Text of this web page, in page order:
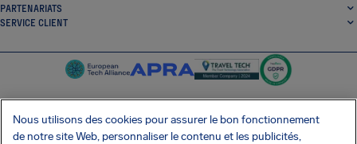
PARTENARIATS
SERVICE CLIENT
SocialFacebook
SocialTwitter
SocialInstagram
SocialLinkedin
Nous utilisons des cookies pour assurer le bon fonctionnement
de notre site Web, personnaliser le contenu et les publicités,